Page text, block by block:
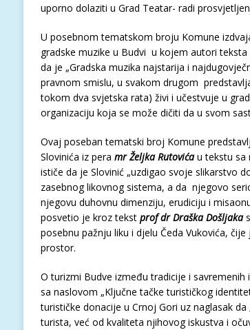
uporno dolaziti u Grad Teatar- radi
U posebnom tematskom broju Komune
gradske muzike u Budvi u kojem autori teksta
da je „Gradska muzika najstarija i
pravnom smislu, u svakom drugom
tokom dva svjetska rata) živi i učestvuje u
organizaciju koja se može dičiti da u svom
Ovaj poseban tematski broj Komune
Slovinića iz pera mr Željka Rutovićau tekstu sa
ističe da je Slovinić „uzdigao svoje slikarstvo
zasebnog likovnog sistema, a da njegovo
njegovu duhovnu dimenziju, erudiciju i
posvetio je kroz tekst prof dr Draška Došljaka
posebnu pažnju liku i djelu Čeda Vukovića,
prostor.
O turizmi Budve između tradicije i savremenih
sa naslovom „Ključne tačke turističkog
turističke donacije u Crnoj Gori uz naglasak
turista, već od kvaliteta njihovog iskustva i